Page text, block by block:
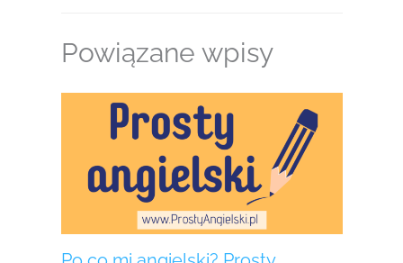
Powiązane wpisy